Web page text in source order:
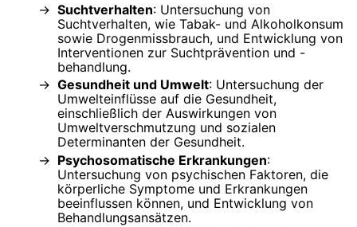
Suchtverhalten: Untersuchung von
Suchtverhalten, wie Tabak- und Alkoholkonsum
sowie Drogenmissbrauch, und Entwicklung von
Interventionen zur Suchtprävention und -
behandlung.
Gesundheit und Umwelt: Untersuchung der
Umwelteinflüsse auf die Gesundheit,
einschließlich der Auswirkungen von
Umweltverschmutzung und sozialen
Determinanten der Gesundheit.
Psychosomatische Erkrankungen:
Untersuchung von psychischen Faktoren, die
körperliche Symptome und Erkrankungen
beeinflussen können, und Entwicklung von
Behandlungsansätzen.